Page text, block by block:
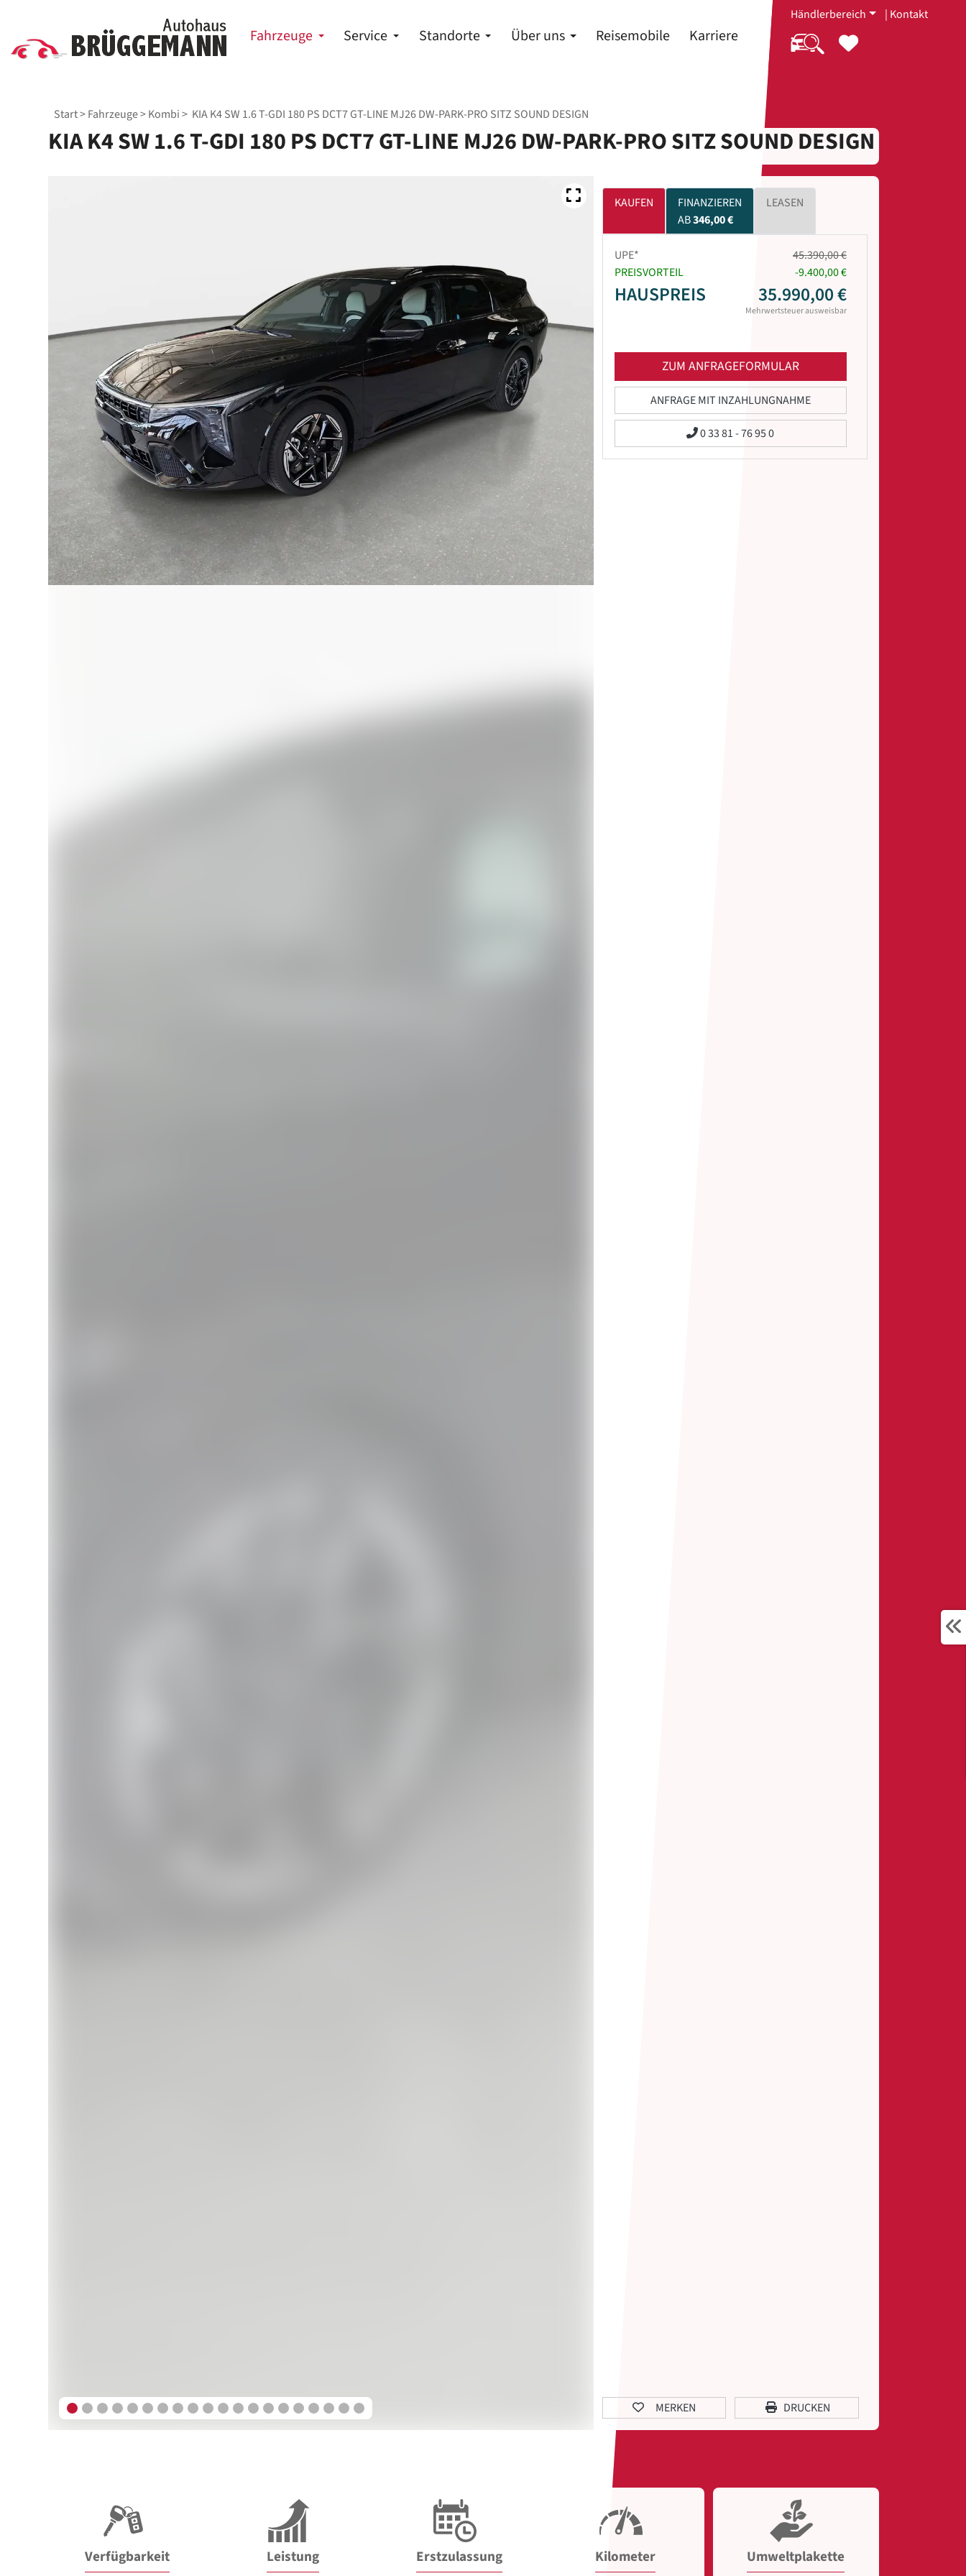
Fahrzeuge Service Standorte Über uns Reisemobile Karriere
Händlerbereich | Kontakt
Start>Fahrzeuge>Kombi> KIA K4 SW 1.6 T-GDI 180 PS DCT7 GT-LINE MJ26 DW-PARK-PRO SITZ SOUND DESIGN
KIA K4 SW 1.6 T-GDI 180 PS DCT7 GT-LINE MJ26 DW-PARK-PRO SITZ SOUND DESIGN
KAUFEN
FINANZIEREN
AB346,00 €
LEASEN
UPE*
45.390,00 €
PREISVORTEIL
-9.400,00 €
HAUSPREIS 35.990,00 €
Mehrwertsteuer ausweisbar
ZUM ANFRAGEFORMULAR
ANFRAGE MIT INZAHLUNGNAHME
0 33 81 - 76 95 0
MERKEN DRUCKEN
Verfügbarkeit Leistung Erstzulassung Kilometer Umweltplakette